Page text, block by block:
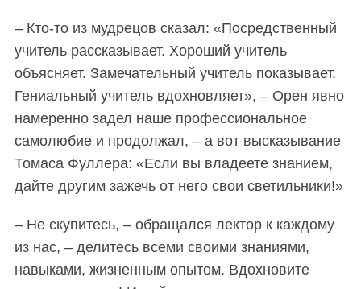
– Кто-то из мудрецов сказал: «Посредственный
учитель рассказывает. Хороший учитель
объясняет. Замечательный учитель показывает.
Гениальный учитель вдохновляет», – Орен явно
намеренно задел наше профессиональное
самолюбие и продолжал, – а вот высказывание
Томаса Фуллера: «Если вы владеете знанием,
дайте другим зажечь от него свои светильники!»
– Не скупитесь, – обращался лектор к каждому
из нас, – делитесь всеми своими знаниями,
навыками, жизненным опытом. Вдохновите